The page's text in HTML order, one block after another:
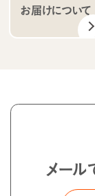
お届けについて
メール